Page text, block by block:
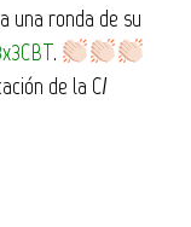
una ronda de su
.
de la C/